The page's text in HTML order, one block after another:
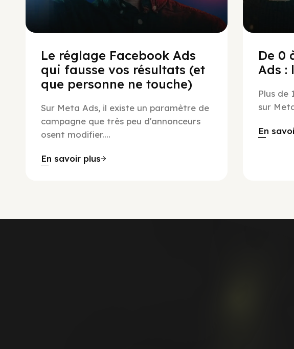
Le réglage Facebook Ads
qui fausse vos résultats (et
que personne ne touche)
Sur Meta Ads, il existe un paramètre de
campagne que très peu d'annonceurs
osent modifier....
En savoir plus
De 0
Ads :
Plus de
sur
En